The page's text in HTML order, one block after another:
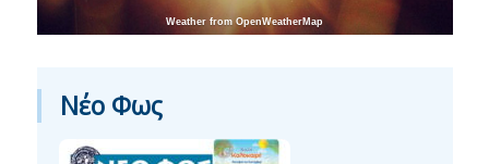
Weather from OpenWeatherMap
Νέο Φως